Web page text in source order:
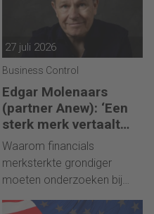
27 juli 2026
Business Control
Edgar Molenaars
(partner Anew): ‘Een
sterk merk vertaalt
ontastbare waarde in
tastbaar geld’
Waarom financials
merksterkte grondiger
moeten onderzoeken bij
pricing, groei en M&A.